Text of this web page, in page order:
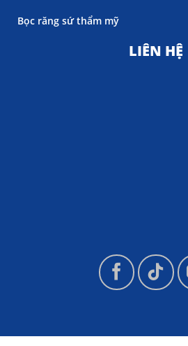
Bọc răng sứ thẩm mỹ
LIÊN HỆ